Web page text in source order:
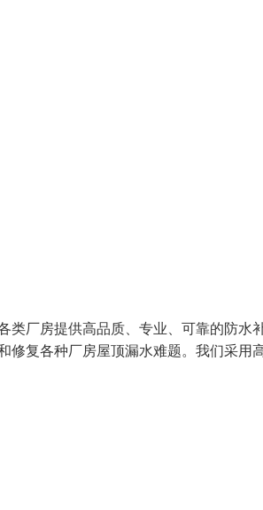
类厂房提供高品质、专业、可靠的防水
修复各种厂房屋顶漏水难题。我们采用